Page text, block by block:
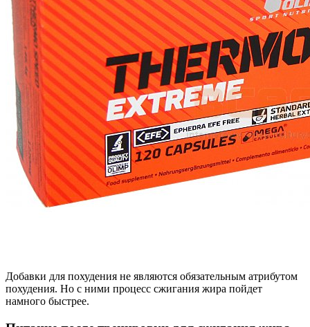
Добавки для похудения не являются обязательным атрибутом
похудения. Но с ними процесс сжигания жира пойдет
намного быстрее.